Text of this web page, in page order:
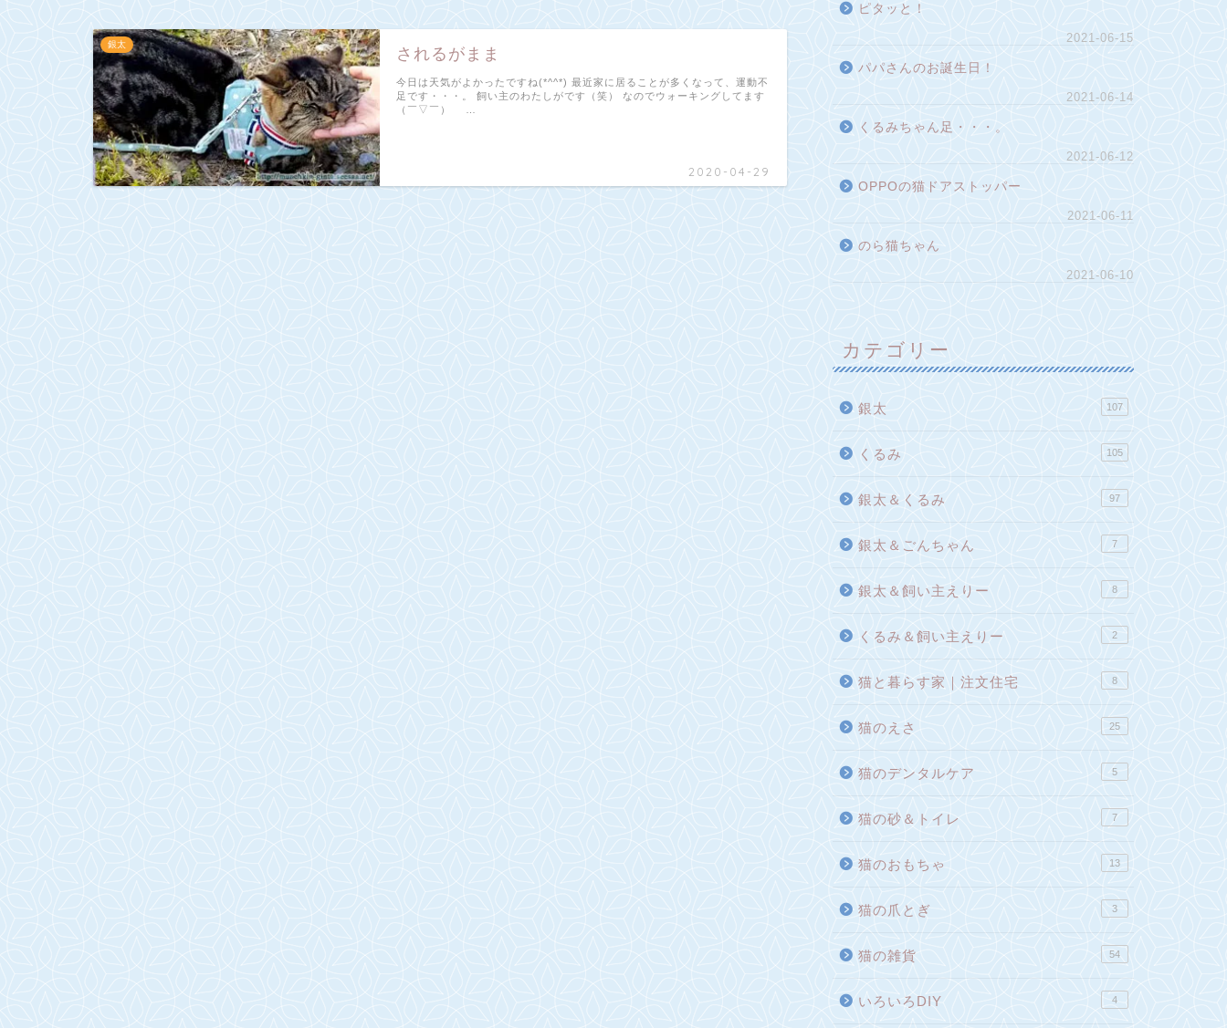
銀太
されるがまま
2020-04-29
今日は天気がよかったですね(*^^*) 最近家に居ることが多くなって、運動不
足です・・・。 飼い主のわたしがです（笑） なのでウォーキングしてます
（￣▽￣）ゞ …
ピタッと！
2021-06-15
パパさんのお誕生日！
2021-06-14
くるみちゃん足・・・。
2021-06-12
OPPOの猫ドアストッパー
2021-06-11
のら猫ちゃん
2021-06-10
カテゴリー
銀太 107
くるみ 105
銀太＆くるみ 97
銀太＆ごんちゃん 7
銀太＆飼い主えりー 8
くるみ＆飼い主えりー 2
猫と暮らす家｜注文住宅 8
猫のえさ 25
猫のデンタルケア 5
猫の砂＆トイレ 7
猫のおもちゃ 13
猫の爪とぎ 3
猫の雑貨 54
いろいろDIY 4